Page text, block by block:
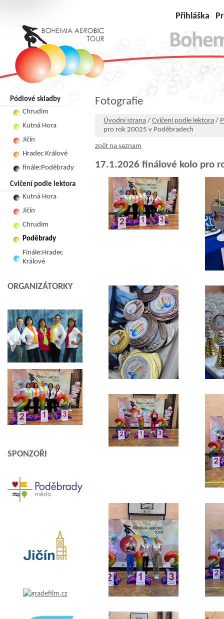
Přihláška
Pódiové skladby
Chrudim
Kutná Hora
Jičín
Hradec Králové
finále:Poděbrady
Cvičení podle lektora
Kutná Hora
Jičín
Chrudim
Poděbrady
Finále:Hradec
Králové
ORGANIZÁTORKY
SPONZOŘI
Fotografie
Úvodní strana / Cvičení podle lektora /
pro rok 20025 v Poděbradech
zpět na seznam
17.1.2026 finálové kolo pro